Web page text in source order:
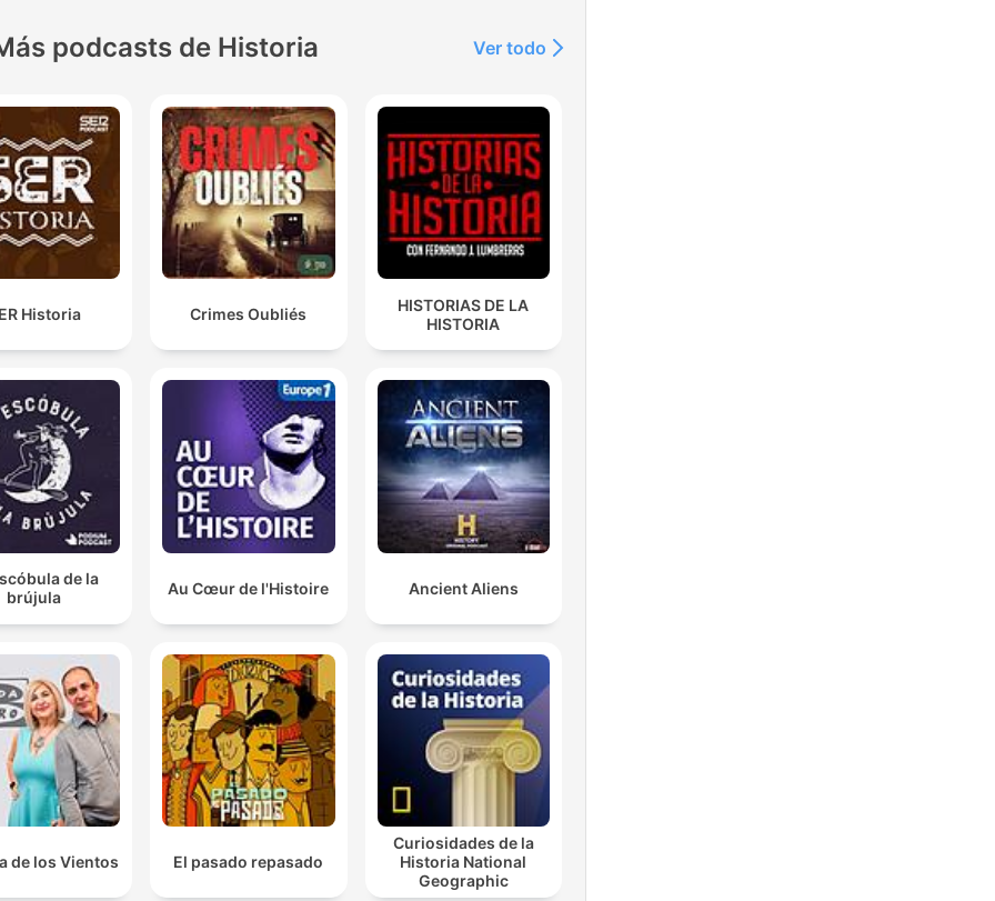
podcasts de Historia Ver todo
Historia Crimes Oubliés
HISTORIAS DE LA
HISTORIA
de la
brújula
Au Cœur de l'Histoire Ancient Aliens
de los Vientos El pasado repasado
Curiosidades de la
Historia National
Geographic